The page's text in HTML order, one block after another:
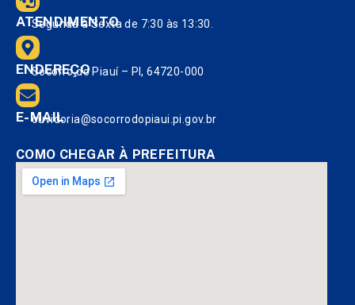
ATENDIMENTO
Segunda à Sexta de 7:30 às 13:30.
ENDEREÇO
Socorro do Piauí – PI, 64720-000
E-MAIL
ouvidoria@socorrodopiaui.pi.gov.br
COMO CHEGAR À PREFEITURA